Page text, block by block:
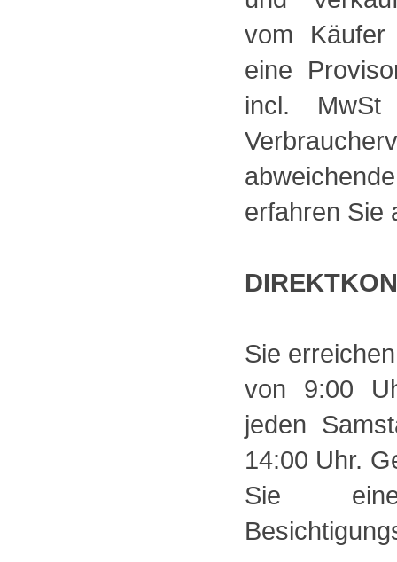
vom Käufer
eine
incl.
erfahren Sie
Sie
von 9:00
jeden
14:00 Uhr.
Sie